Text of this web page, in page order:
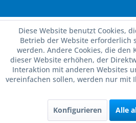
Diese Website benutzt Cookies,
Betrieb der Website erforderlich
werden. Andere Cookies, die den
dieser Website erhöhen, der
Interaktion mit anderen Websites
vereinfachen sollen, werden nur mit
Konfigurieren Alle